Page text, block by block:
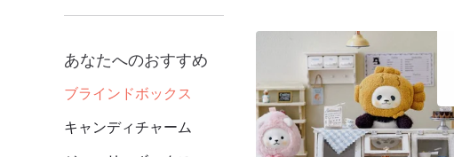
あなたへのおすすめ
ブラインドボックス
キャンディチャーム